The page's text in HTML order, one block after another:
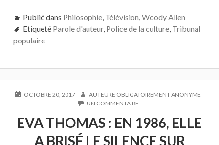
Publié dans Philosophie, Télévision Woody Allen
Etiqueté Parole d'auteur, Police de la culture, Tribunal
populaire
PUBLIÉOCTOBRE 20, 2017 AUTEUR
AUTEURE OBLIGATOIREMENT ANONYME
UN COMMENTAIRESUR
THOMAS
:
EN
EVA THOMAS : EN 1986, ELLE
A BRISÉ LE SILENCE SUR